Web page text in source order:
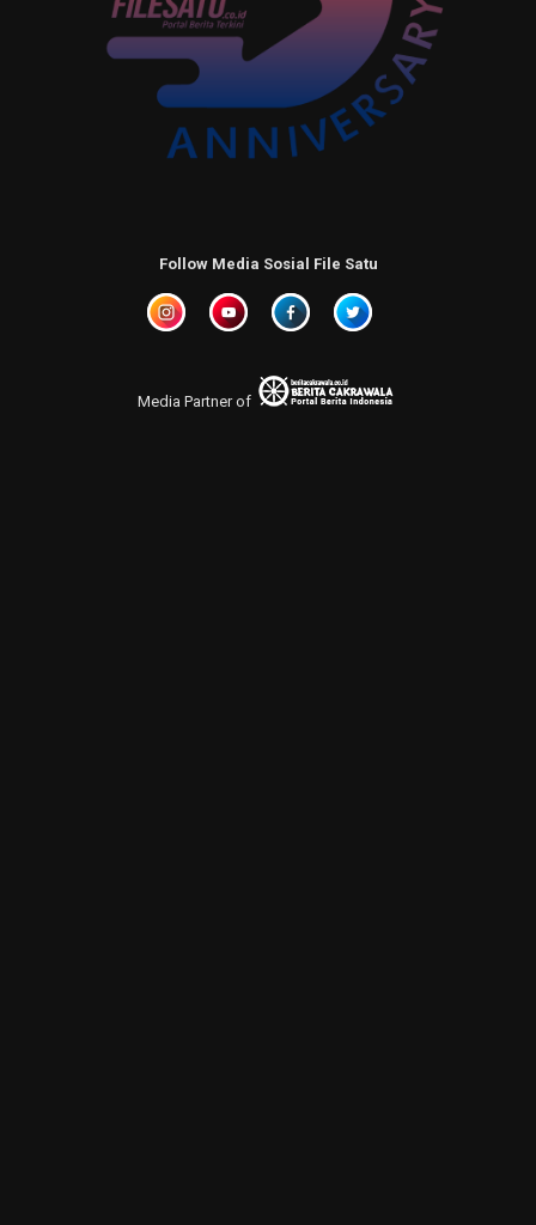
Follow Media Sosial File Satu
Media Partner of